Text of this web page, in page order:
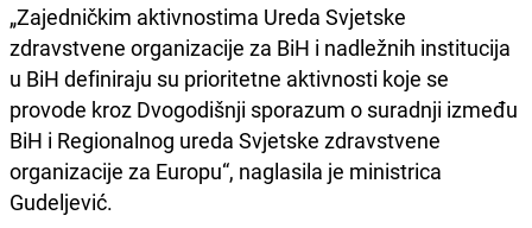
„Zajedničkim aktivnostima Ureda Svjetske
zdravstvene organizacije za BiH i nadležnih institucija
u BiH definiraju su prioritetne aktivnosti koje se
provode kroz Dvogodišnji sporazum o suradnji između
BiH i Regionalnog ureda Svjetske zdravstvene
organizacije za Europu“, naglasila je ministrica
Gudeljević.